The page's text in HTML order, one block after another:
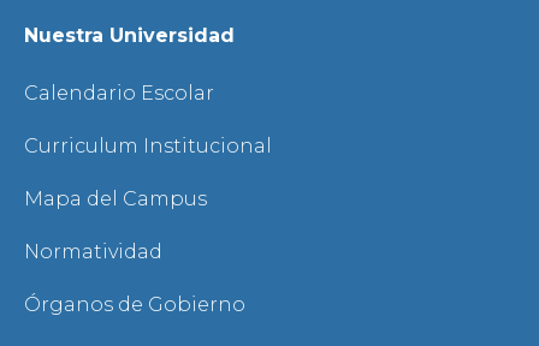
Nuestra Universidad
Calendario Escolar
Curriculum Institucional
Mapa del Campus
Normatividad
Órganos de Gobierno